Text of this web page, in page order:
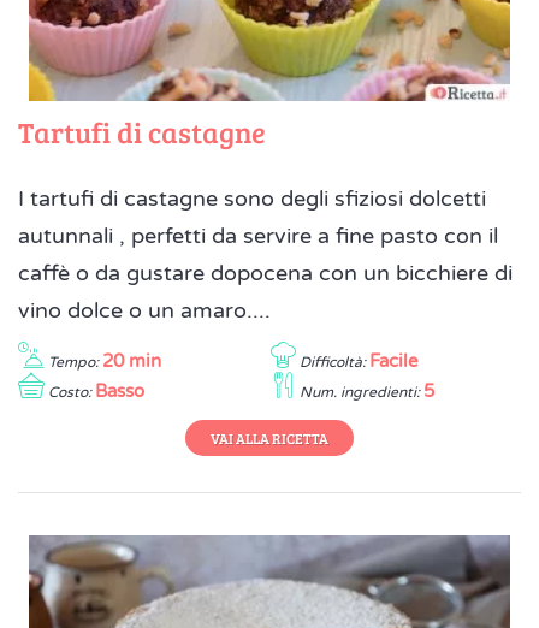
Tartufi di castagne
I tartufi di castagne sono degli sfiziosi dolcetti
autunnali , perfetti da servire a fine pasto con il
caffè o da gustare dopocena con un bicchiere di
vino dolce o un amaro....
Tempo: 20 min Difficoltà: Facile
Costo: Basso Num. ingredienti: 5
VAI ALLA RICETTA